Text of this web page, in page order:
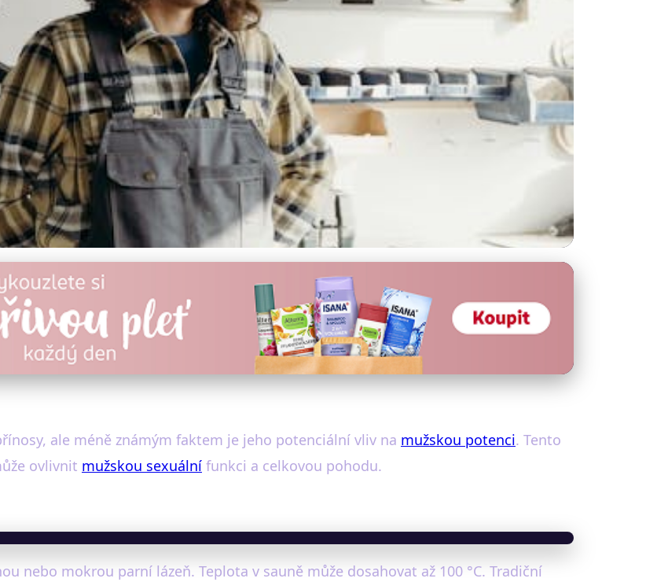
Mužskou Potenci a Celkové Zdraví
ale méně známým faktem je jeho potenciální vliv na mužskou potenci. Tento
ovlivnit mužskou sexuální funkci a celkovou pohodu.
nebo mokrou parní lázeň. Teplota v sauně může dosahovat až 100 °C. Tradiční